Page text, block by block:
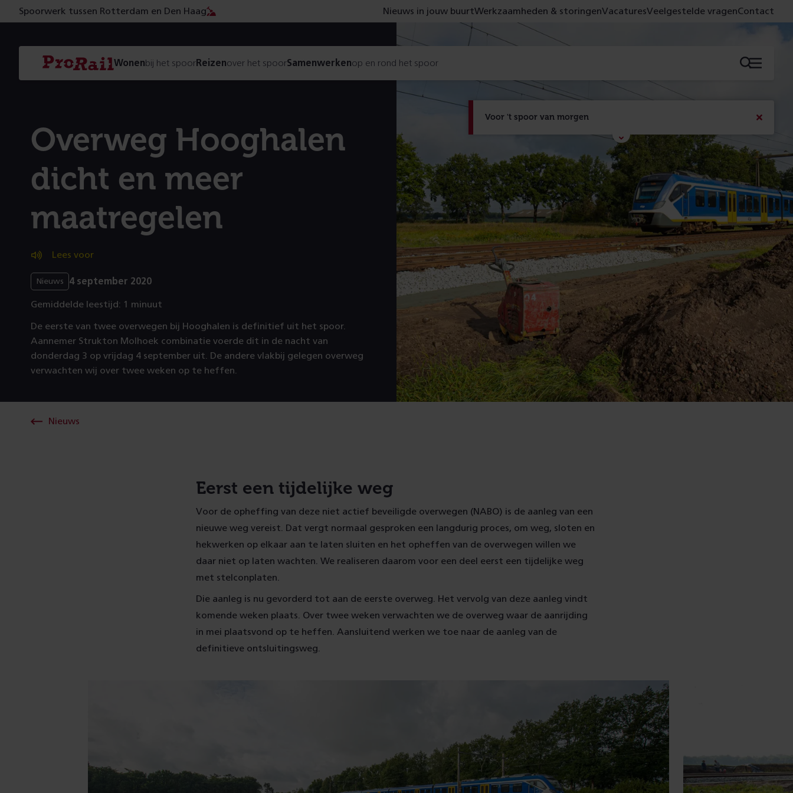
Voor 't spoor van morgen
Met de campagne 'Voor 't spoor naar morgen' laten
we zien wat er vandaag gebeurt en wat dat -
figuurlijk gezien - morgen oplevert.
Lees meer
sluiten
Spoorwerk tussen Rotterdam en Den Haag Nieuws in jouw buurtWerkzaamheden & storingenVacaturesVeelgestelde vragenContact
Navigatie
Homepage
ProRail
Wonenbij het spoorReizenover het spoorSamenwerkenop en rond het spoor Menu
Overweg Hooghalen
dicht en meer
maatregelen
Lees voor
Nieuws 4 september 2020
Gemiddelde leestijd: 1 minuut
De eerste van twee overwegen bij Hooghalen is definitief uit het spoor.
Aannemer Strukton Molhoek combinatie voerde dit in de nacht van
donderdag 3 op vrijdag 4 september uit. De andere vlakbij gelegen overweg
verwachten wij over twee weken op te heffen.
Nieuws
Eerst een tijdelijke weg
Voor de opheffing van deze niet actief beveiligde overwegen (NABO) is de aanleg van een
nieuwe weg vereist. Dat vergt normaal gesproken een langdurig proces, om weg, sloten en
hekwerken op elkaar aan te laten sluiten en het opheffen van de overwegen willen we
daar niet op laten wachten. We realiseren daarom voor een deel eerst een tijdelijke weg
met stelconplaten.
Die aanleg is nu gevorderd tot aan de eerste overweg. Het vervolg van deze aanleg vindt
komende weken plaats. Over twee weken verwachten we de overweg waar de aanrijding
in mei plaatsvond op te heffen. Aansluitend werken we toe naar de aanleg van de
definitieve ontsluitingsweg.